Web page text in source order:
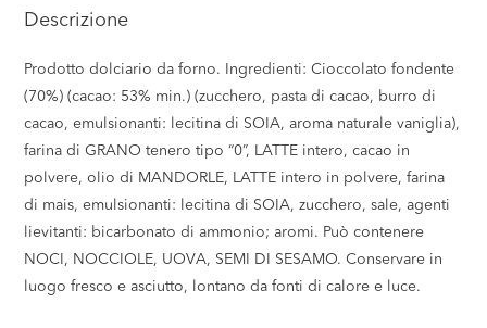
Descrizione
Prodotto dolciario da forno. Ingredienti: Cioccolato fondente
(70%) (cacao: 53% min.) (zucchero, pasta di cacao, burro di
cacao, emulsionanti: lecitina di SOIA, aroma naturale vaniglia),
farina di GRANO tenero tipo “0”, LATTE intero, cacao in
polvere, olio di MANDORLE, LATTE intero in polvere, farina
di mais, emulsionanti: lecitina di SOIA, zucchero, sale, agenti
lievitanti: bicarbonato di ammonio; aromi. Può contenere
NOCI, NOCCIOLE, UOVA, SEMI DI SESAMO. Conservare in
luogo fresco e asciutto, lontano da fonti di calore e luce.